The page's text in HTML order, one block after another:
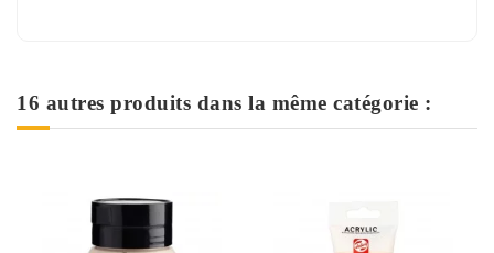
16 autres produits dans la même catégorie :